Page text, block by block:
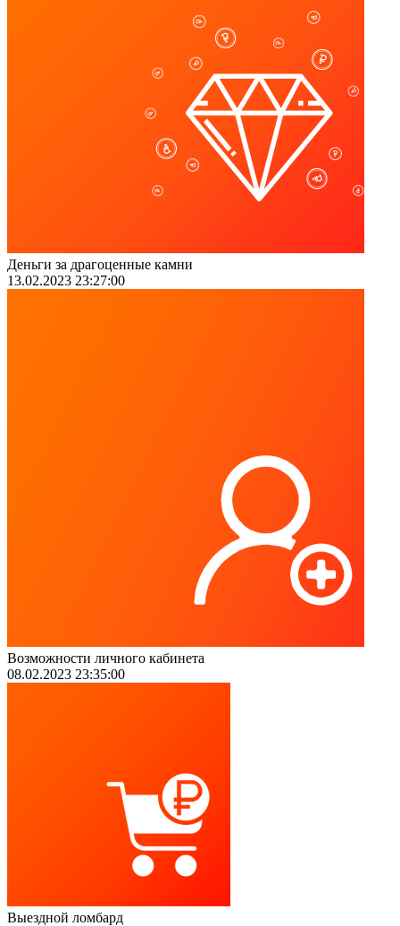
Деньги за драгоценные камни
13.02.2023 23:27:00
Возможности личного кабинета
08.02.2023 23:35:00
Выездной ломбард